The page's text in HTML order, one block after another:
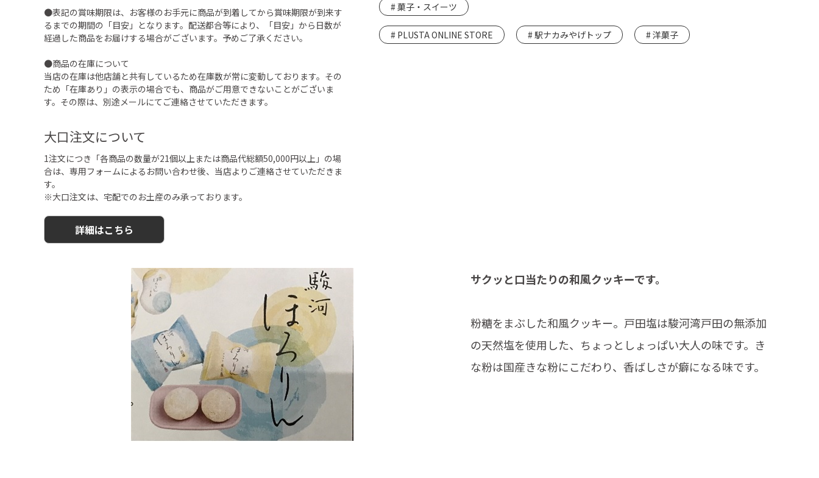
●表記の賞味期限は、お客様のお手元に商品が到着してから賞味期限が到来す
るまでの期間の「目安」となります。配送都合等により、「目安」から日数が
経過した商品をお届けする場合がございます。予めご了承ください。
●商品の在庫について
当店の在庫は他店舗と共有しているため在庫数が常に変動しております。その
ため「在庫あり」の表示の場合でも、商品がご用意できないことがございま
す。その際は、別途メールにてご連絡させていただきます。
大口注文について
1注文につき「各商品の数量が21個以上または商品代総額50,000円以上」の場
合は、専用フォームによるお問い合わせ後、当店よりご連絡させていただきま
す。
※大口注文は、宅配でのお土産のみ承っております。
詳細はこちら
菓子・スイーツ
PLUSTA ONLINE STORE 駅ナカみやげトップ 洋菓子
サクッと口当たりの和風クッキーです。
粉糖をまぶした和風クッキー。戸田塩は駿河湾戸田の無添加
の天然塩を使用した、ちょっとしょっぱい大人の味です。き
な粉は国産きな粉にこだわり、香ばしさが癖になる味です。